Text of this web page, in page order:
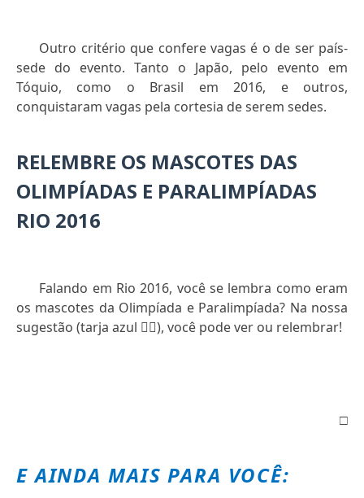
Outro critério que confere vagas é o de ser país-
sede do evento. Tanto o Japão, pelo evento em
Tóquio, como o Brasil em 2016, e outros,
conquistaram vagas pela cortesia de serem sedes.
RELEMBRE OS MASCOTES DAS
OLIMPÍADAS E PARALIMPÍADAS
RIO 2016
Falando em Rio 2016, você se lembra como eram
os mascotes da Olimpíada e Paralimpíada? Na nossa
sugestão (tarja azul 👇🏻), você pode ver ou relembrar!
□
E AINDA MAIS PARA VOCÊ: